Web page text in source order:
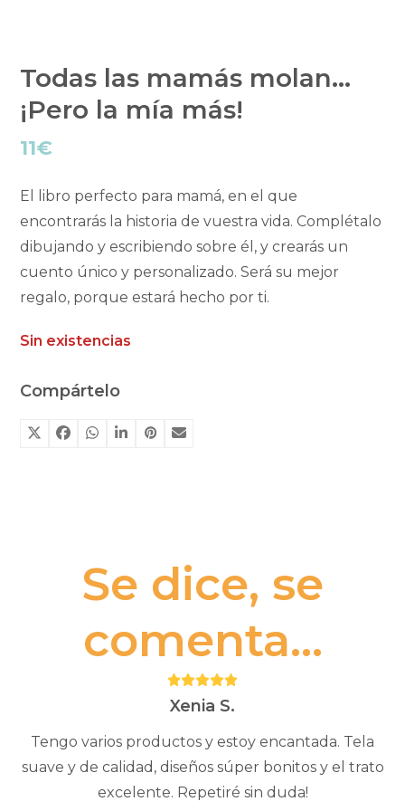
Todas las mamás molan…
¡Pero la mía más!
11€
El libro perfecto para mamá, en el que
encontrarás la historia de vuestra vida. Complétalo
dibujando y escribiendo sobre él, y crearás un
cuento único y personalizado. Será su mejor
regalo, porque estará hecho por ti.
Sin existencias
Compártelo
Se dice, se
comenta...
Puntuación:
5Xenia S.
Tengo varios productos y estoy encantada. Tela
suave y de calidad, diseños súper bonitos y el trato
excelente. Repetiré sin duda!